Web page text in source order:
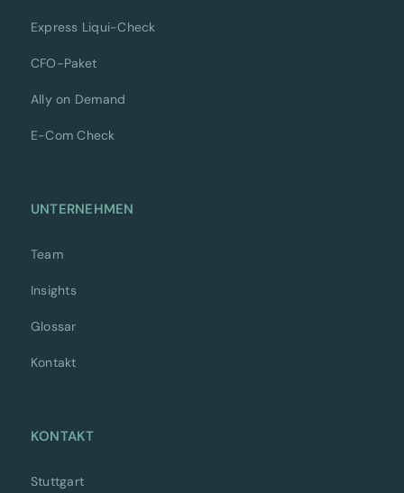
Express Liqui-Check
CFO-Paket
Ally on Demand
E-Com Check
UNTERNEHMEN
Team
Insights
Glossar
Kontakt
KONTAKT
Stuttgart